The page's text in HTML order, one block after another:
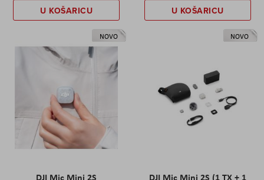
U KOŠARICU U KOŠARICU
NOVO
DJI Mic Mini 2S
NOVO
DJI Mic Mini 2S (1 TX + 1